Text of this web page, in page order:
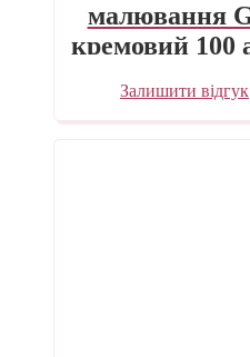
малювання
кремовий 100
Залишити відгук